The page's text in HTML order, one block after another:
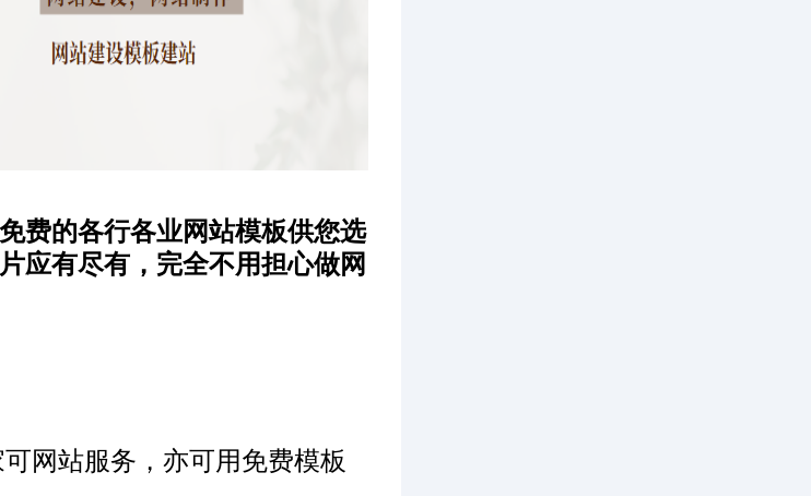
费的各行各业网站模板供您选
应有尽有，完全不用担心做网
网站服务，亦可用免费模板